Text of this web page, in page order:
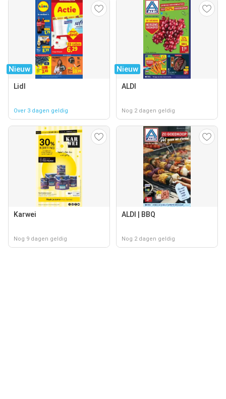
Nieuw
Lidl
Over 3 dagen geldig
Nieuw
ALDI
Nog 2 dagen geldig
Karwei
Nog 9 dagen geldig
ALDI | BBQ
Nog 2 dagen geldig